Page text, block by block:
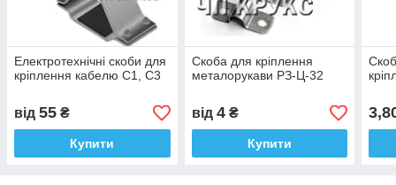
Електротехнічні скоби для
кріплення кабелю С1, С3
від 55 ₴
Купити
Скоба для кріплення
металорукави РЗ-Ц-32
від 4₴
Купити